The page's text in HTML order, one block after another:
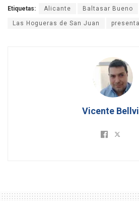
Etiquetas: Alicante Baltasar Bueno
Las Hogueras de San Juan
Vicente